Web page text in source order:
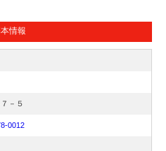
情報
－５
0012